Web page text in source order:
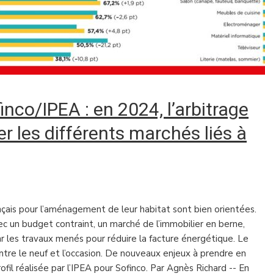
IPEA : en 2024, l’arbitrage
les différents marchés liés à
pour l’aménagement de leur habitat sont bien orientées.
un budget contraint, un marché de l’immobilier en berne,
les travaux menés pour réduire la facture énergétique. Le
le neuf et l’occasion. De nouveaux enjeux à prendre en
réalisée par l’IPEA pour Sofinco. Par Agnès Richard -- En